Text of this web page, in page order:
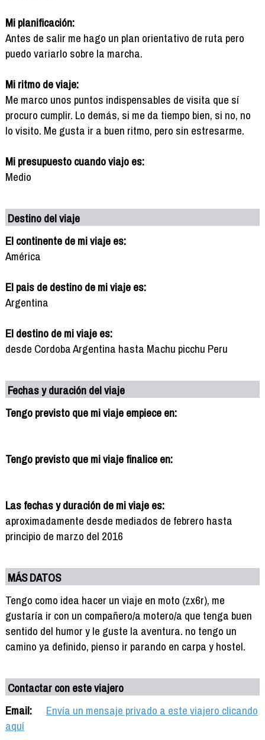
Mi planificación:
Antes de salir me hago un plan orientativo de ruta pero
puedo variarlo sobre la marcha.
Mi ritmo de viaje:
Me marco unos puntos indispensables de visita que sí
procuro cumplir. Lo demás, si me da tiempo bien, si no, no
lo visito. Me gusta ir a buen ritmo, pero sin estresarme.
Mi presupuesto cuando viajo es:
Medio
Destino del viaje
El continente de mi viaje es:
América
El pais de destino de mi viaje es:
Argentina
El destino de mi viaje es:
desde Cordoba Argentina hasta Machu picchu Peru
Fechas y duración del viaje
Tengo previsto que mi viaje empiece en:
Tengo previsto que mi viaje finalice en:
Las fechas y duración de mi viaje es:
aproximadamente desde mediados de febrero hasta
principio de marzo del 2016
MÁS DATOS
Tengo como idea hacer un viaje en moto (zx6r), me
gustaría ir con un compañero/a motero/a que tenga buen
sentido del humor y le guste la aventura. no tengo un
camino ya definido, pienso ir parando en carpa y hostel.
Contactar con este viajero
Email:
Envía un mensaje privado a este viajero clicando
aquí